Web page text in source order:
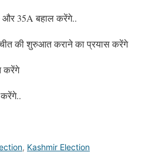
और 35A बहाल करेंगे..
की शुरुआत कराने का प्रयास करेंगे
करेंगे
करेंगे..
, Kashmir Election